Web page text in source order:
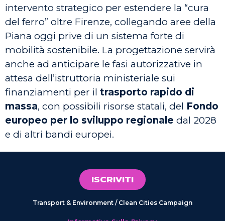
intervento strategico per estendere la “cura
del ferro” oltre Firenze, collegando aree della
Piana oggi prive di un sistema forte di
mobilità sostenibile. La progettazione servirà
anche ad anticipare le fasi autorizzative in
attesa dell’istruttoria ministeriale sui
finanziamenti per il trasporto rapido di
massa, con possibili risorse statali, del Fondo
europeo per lo sviluppo regionale dal 2028
e di altri bandi europei.
ISCRIVITI
Transport & Environment / Clean Cities Campaign